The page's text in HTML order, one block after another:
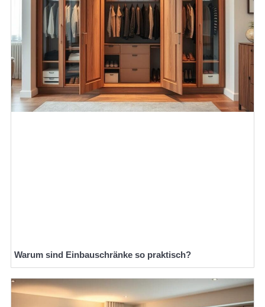
Warum sind Einbauschränke so praktisch?